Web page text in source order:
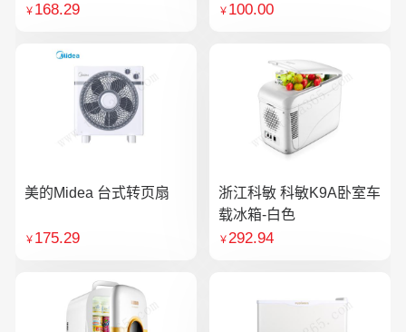
￥ 168.29 ￥ 100.00
美的Midea 台式转页扇
￥ 175.29
浙江科敏 科敏K9A卧室车
载冰箱-白色
￥292.94